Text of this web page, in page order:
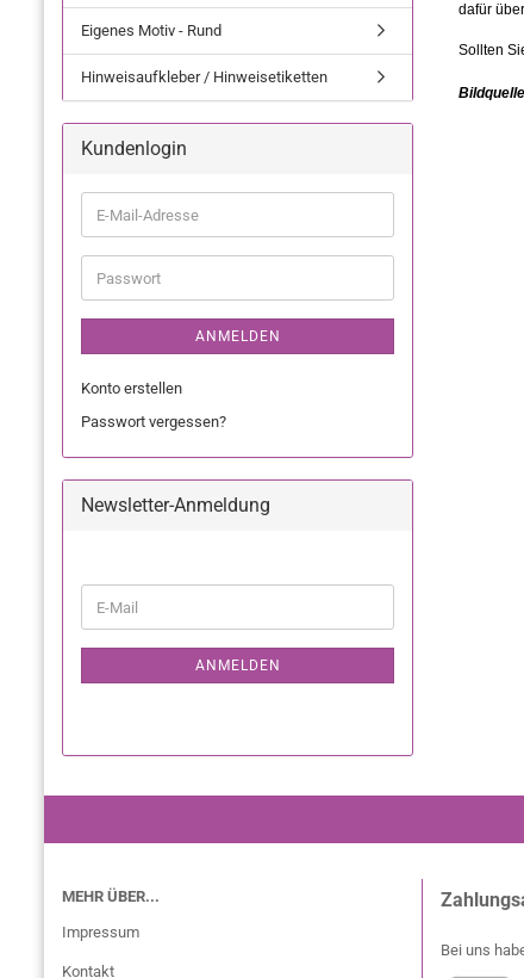
Eigenes Motiv - Rund
Hinweisaufkleber / Hinweisetiketten
Kundenlogin
ANMELDEN
Konto erstellen
Passwort vergessen?
Newsletter-Anmeldung
ANMELDEN
MEHR ÜBER...
Impressum
Kontakt
Bei uns